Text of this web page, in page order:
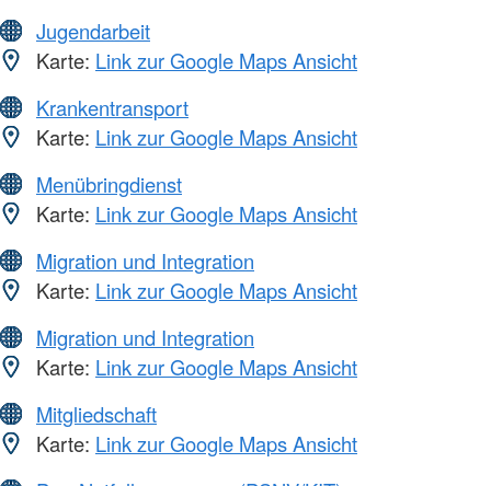
Jugendarbeit
Karte: Link zur Google Maps Ansicht
Krankentransport
Karte: Link zur Google Maps Ansicht
Menübringdienst
Karte: Link zur Google Maps Ansicht
Migration und Integration
Karte: Link zur Google Maps Ansicht
Migration und Integration
Karte: Link zur Google Maps Ansicht
Mitgliedschaft
Karte: Link zur Google Maps Ansicht